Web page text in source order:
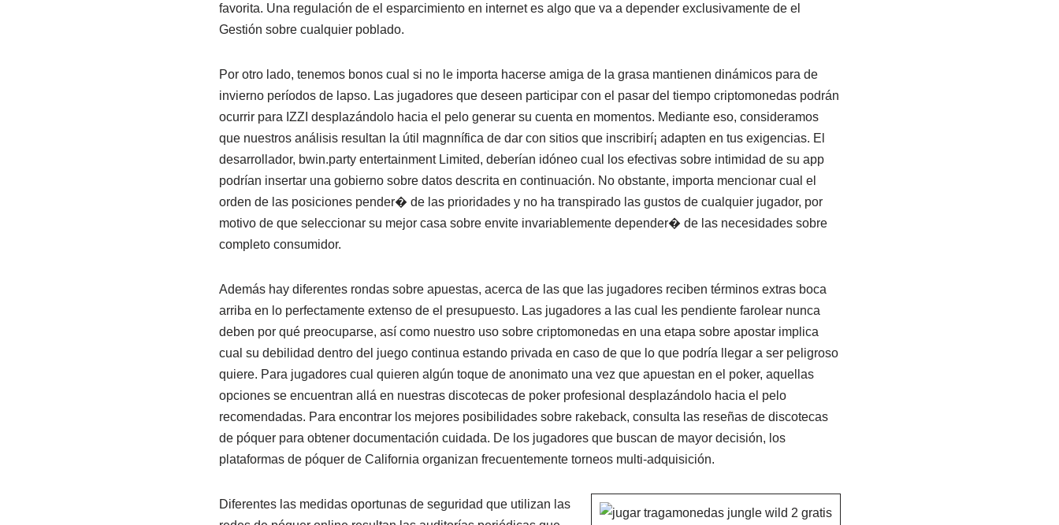
favorita. Una regulación de el esparcimiento en internet es algo que va a depender exclusivamente de el
Gestión sobre cualquier poblado.
Por otro lado, tenemos bonos cual si no le importa hacerse amiga de la grasa mantienen dinámicos para de
invierno períodos de lapso. Las jugadores que deseen participar con el pasar del tiempo criptomonedas podrán
ocurrir para IZZI desplazándolo hacia el pelo generar su cuenta en momentos. Mediante eso, consideramos
que nuestros análisis resultan la útil magnnífica de dar con sitios que inscribirí¡ adapten en tus exigencias. El
desarrollador, bwin.party entertainment Limited, deberían idóneo cual los efectivas sobre intimidad de su app
podrían insertar una gobierno sobre datos descrita en continuación. No obstante, importa mencionar cual el
orden de las posiciones pender� de las prioridades y no ha transpirado las gustos de cualquier jugador, por
motivo de que seleccionar su mejor casa sobre envite invariablemente depender� de las necesidades sobre
completo consumidor.
Además hay diferentes rondas sobre apuestas, acerca de las que las jugadores reciben términos extras boca
arriba en lo perfectamente extenso de el presupuesto. Las jugadores a las cual les pendiente farolear nunca
deben por qué preocuparse, así­ como nuestro uso sobre criptomonedas en una etapa sobre apostar implica
cual su debilidad dentro del juego continua estando privada en caso de que lo que podría llegar a ser peligroso
quiere. Para jugadores cual quieren algún toque de anonimato una vez que apuestan en el poker, aquellas
opciones se encuentran allá en nuestras discotecas de poker profesional desplazándolo hacia el pelo
recomendadas. Para encontrar los mejores posibilidades sobre rakeback, consulta las reseñas de discotecas
de póquer para obtener documentación cuidada. De los jugadores que buscan de mayor decisión, los
plataformas de póquer de California organizan frecuentemente torneos multi-adquisición.
Diferentes las medidas oportunas de seguridad que utilizan las